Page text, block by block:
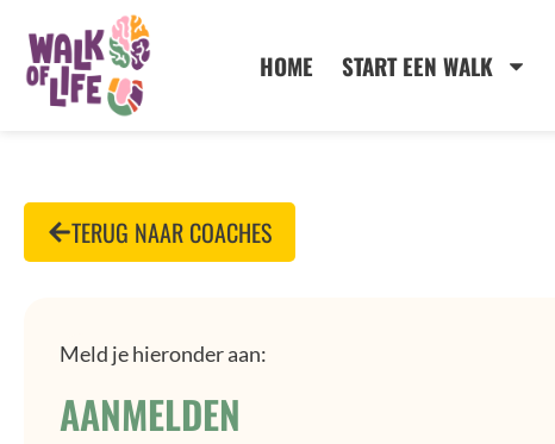
HOME START EEN WALK
TERUG NAAR COACHES
Meld je hieronder aan:
AANMELDEN